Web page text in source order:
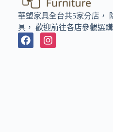
華塑家具全台共5家分店，
具， 歡迎前往各店參觀選購